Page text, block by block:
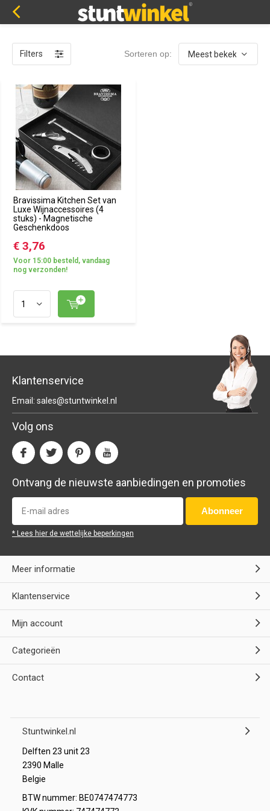
Filters Sorteren op:
Bravissima Kitchen Set van
Luxe Wijnaccessoires (4
stuks) - Magnetische
Geschenkdoos
€ 3,76
Voor 15:00 besteld, vandaag
nog verzonden!
Klantenservice
Email: sales@stuntwinkel.nl
Volg ons
Ontvang de nieuwste aanbiedingen en promoties
Abonneer
* Lees hier de wettelijke beperkingen
Meer informatie
Klantenservice
Mijn account
Categorieën
Contact
Stuntwinkel.nl
Delften 23 unit 23
2390 Malle
Belgie
BTW nummer: BE0747474773